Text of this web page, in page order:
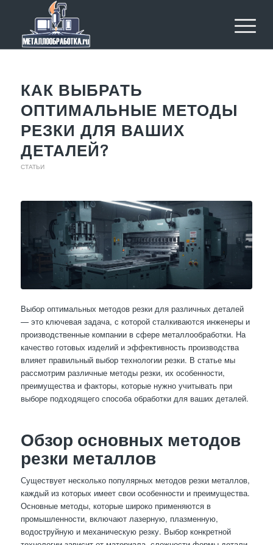
КАК ВЫБРАТЬ
ОПТИМАЛЬНЫЕ МЕТОДЫ
РЕЗКИ ДЛЯ ВАШИХ
ДЕТАЛЕЙ?
СТАТЬИ
Выбор оптимальных методов резки для различных деталей
— это ключевая задача, с которой сталкиваются инженеры и
производственные компании в сфере металлообработки. На
качество готовых изделий и эффективность производства
влияет правильный выбор технологии резки. В статье мы
рассмотрим различные методы резки, их особенности,
преимущества и факторы, которые нужно учитывать при
выборе подходящего способа обработки для ваших деталей.
Обзор основных методов
резки металлов
Существует несколько популярных методов резки металлов,
каждый из которых имеет свои особенности и преимущества.
Основные методы, которые широко применяются в
промышленности, включают лазерную, плазменную,
водоструйную и механическую резку. Выбор конкретной